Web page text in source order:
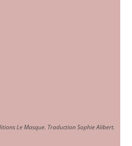
Le Masque. Traduction Sophie Alibert.